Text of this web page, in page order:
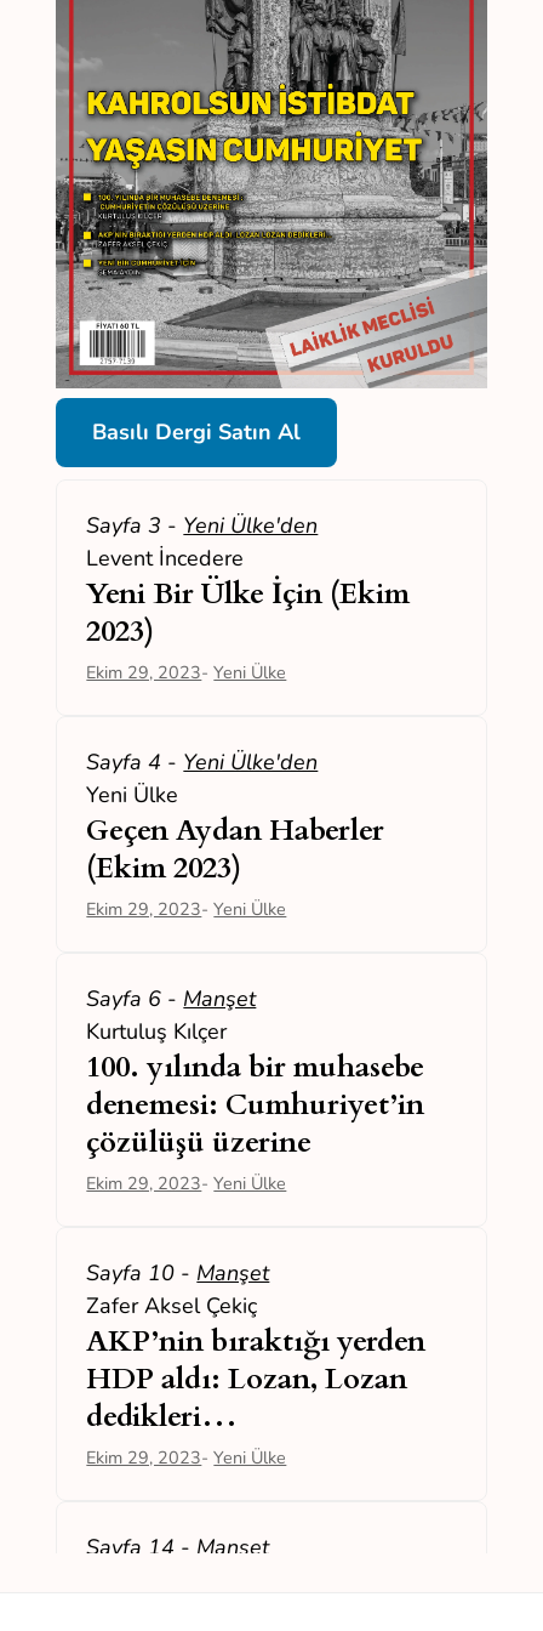
Basılı Dergi Satın Al
Sayfa 3 - Yeni Ülke'den
Levent İncedere
Yeni Bir Ülke İçin (Ekim
2023)
Ekim 29, 2023-Yeni Ülke
Sayfa 4 - Yeni Ülke'den
Yeni Ülke
Geçen Aydan Haberler
(Ekim 2023)
Ekim 29, 2023-Yeni Ülke
Sayfa 6 - Manşet
Kurtuluş Kılçer
100. yılında bir muhasebe
denemesi: Cumhuriyet’in
çözülüşü üzerine
Ekim 29, 2023-Yeni Ülke
Sayfa 10 - Manşet
Zafer Aksel Çekiç
AKP’nin bıraktığı yerden
HDP aldı: Lozan, Lozan
dedikleri…
Ekim 29, 2023-Yeni Ülke
Sayfa 14 - Manşet